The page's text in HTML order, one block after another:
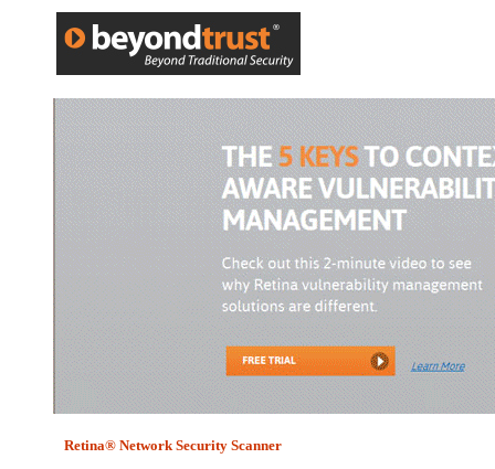
Retina® Network Security Scanner